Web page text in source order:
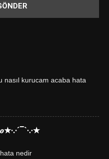
nasıl kurucam acaba hata
nedir